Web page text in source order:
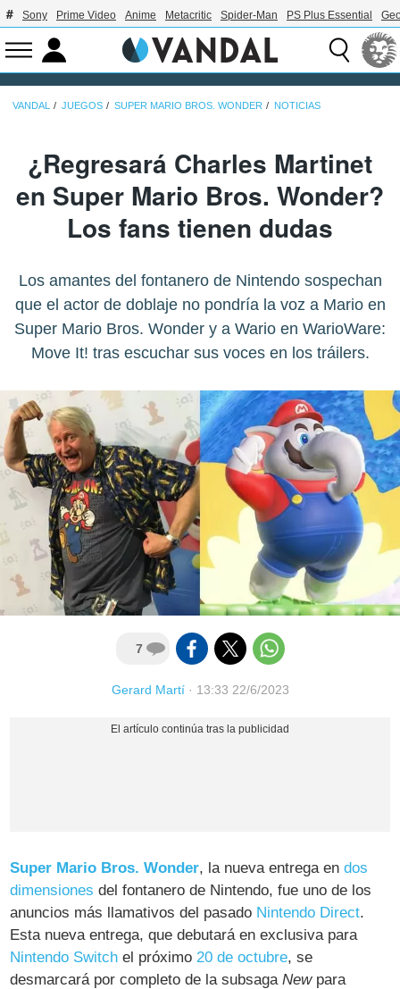
Sony Prime Video Anime Metacritic Spider-Man PS Plus Essential
VANDAL JUEGOS SUPER MARIO BROS. WONDER NOTICIAS
¿Regresará Charles Martinet
en Super Mario Bros. Wonder?
Los fans tienen dudas
Los amantes del fontanero de Nintendo sospechan
que el actor de doblaje no pondría la voz a Mario en
Super Mario Bros. Wonder y a Wario en WarioWare:
Move It! tras escuchar sus voces en los tráilers.
7
Gerard Martí· 13:33 22/6/2023
Super Mario Bros. Wonder, la nueva entrega endos
dimensiones del fontanero de Nintendo, fue uno de los
anuncios más llamativos del pasado Nintendo Direct.
Esta nueva entrega, que debutará en exclusiva para
Nintendo Switch el próximo20 de octubre, se
desmarcará por completo de la subsagaNewpara